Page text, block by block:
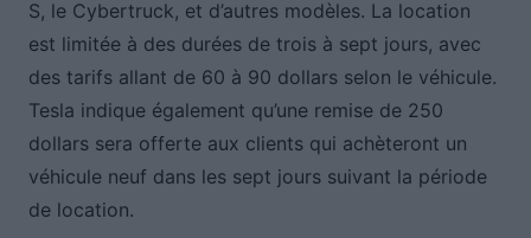
S, le Cybertruck, et d’autres modèles. La location
est limitée à des durées de trois à sept jours, avec
des tarifs allant de 60 à 90 dollars selon le véhicule.
Tesla indique également qu’une remise de 250
dollars sera offerte aux clients qui achèteront un
véhicule neuf dans les sept jours suivant la période
de location.